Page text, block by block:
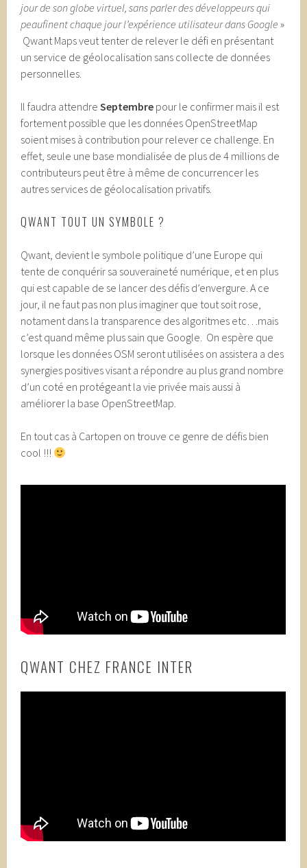
jour de son globe virtuel, sans parler des développeurs qui
peaufinent chaque jour l’expérience utilisateur dans Google »
Qwant Maps veut tenter de relever le défi en présentant
un service de géolocalisation sans collecte de données
personnelles.
Il faudra attendreSeptembre pour le confirmer mais il est
fortement possible que les données OpenStreetMap
soient mises à contribution pour relever ce challenge. En
effet, seule une base mondialisée de plus de 4 millions de
contributeurs peut être à même de concurrencer les
autres services de géolocalisation privatifs.
QWANT TOUT UN SYMBOLE ?
Qwant, devient le symbole politique d’une Europe qui
tente de conquérir sa souveraineté numérique, et en plus
qui est capable de se lancer des défis d’envergure. A ce
jour, il ne faut pas non plus imaginer que tout soit rose,
notament dans la transparence des algoritmes etc…mais
c’est quand même plus sain que Google. On espère que
lorsque les données OSM seront utilisées on assistera a des
synergies positives visant a répondre au plus grand nombre
d’un coté en protégeant la vie privée mais aussi à
améliorer la base OpenStreetMap.
En tout cas à Cartopen on trouve ce genre de défis bien
cool !!!
QWANT CHEZ FRANCE INTER